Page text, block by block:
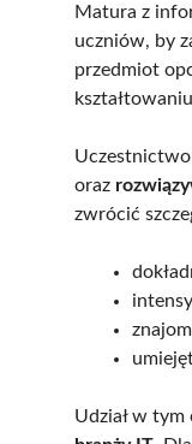
Matura z
uczniów, by
przedmiot
oraz
zwrócić
Udział w tym